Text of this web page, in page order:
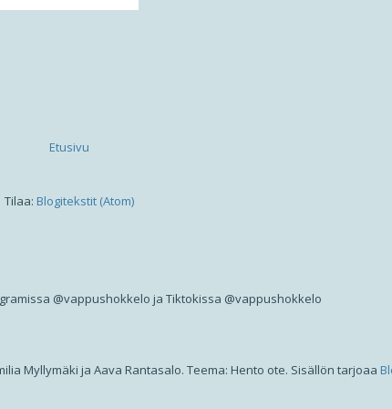
Etusivu
Tilaa: Blogitekstit (Atom)
@vappushokkelo ja Tiktokissa @vappushokkelo
Myllymäki ja Aava Rantasalo. Teema: Hento ote. Sisällön tarjoaa